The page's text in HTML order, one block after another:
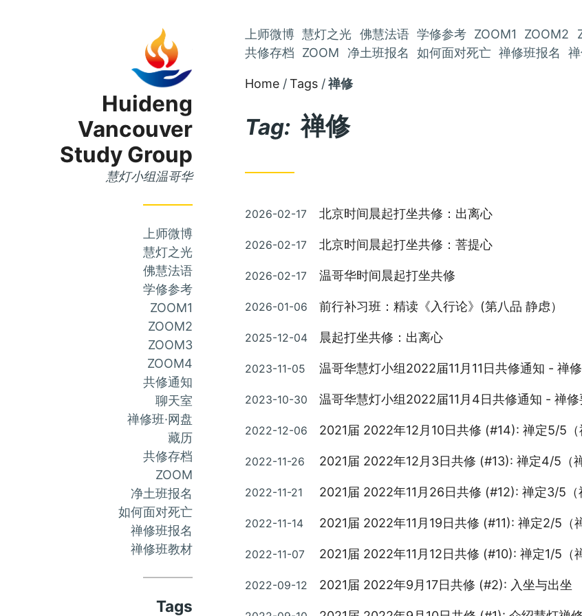
Huideng
Vancouver
Study Group
慧灯小组温哥华
上师微博
慧灯之光
佛慧法语
学修参考
ZOOM1
ZOOM2
ZOOM3
ZOOM4
共修通知
聊天室
禅修班·网盘
藏历
共修存档
ZOOM
净土班报名
如何面对死亡
禅修班报名
禅修班教材
Tags
Skip
Content
上师微博 慧灯之光 佛慧法语 学修参考 ZOOM1 ZOOM2
共修存档
ZOOM 净土班报名 如何面对死亡 禅修班报名
Home Tags 禅修
Tag: 禅修
Posted
2026-02-17 北京时间晨起打坐共修：出离心
Posted
2026-02-17 北京时间晨起打坐共修：菩提心
Posted
2026-02-17 温哥华时间晨起打坐共修
Posted
2026-01-06 前行补习班：精读《入行论》(第八品 静虑）
Posted
2025-12-04 晨起打坐共修：出离心
Posted
2023-11-05 温哥华慧灯小组2022届11月11日共修通知 - 禅
Posted
2023-10-30 温哥华慧灯小组2022届11月4日共修通知 - 禅修
Posted
2022-12-06 2021届 2022年12月10日共修 (#14): 禅定5/5（
Posted
2022-11-26 2021届 2022年12月3日共修 (#13): 禅定4/5（
Posted
2022-11-21 2021届 2022年11月26日共修 (#12): 禅定3/5（
Posted
2022-11-14 2021届 2022年11月19日共修 (#11): 禅定2/5（
Posted
2022-11-07 2021届 2022年11月12日共修 (#10): 禅定1/5（
Posted
2022-09-12 2021届 2022年9月17日共修 (#2): 入坐与出坐
Posted